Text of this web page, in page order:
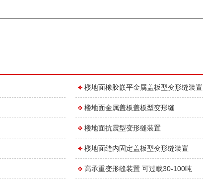
楼地面橡胶嵌平金属盖板型变形缝装置
楼地面金属盖板盖板型变形缝
楼地面抗震型变形缝装置
楼地面缝内固定盖板型变形缝装置
高承重变形缝装置 可过载30-100吨